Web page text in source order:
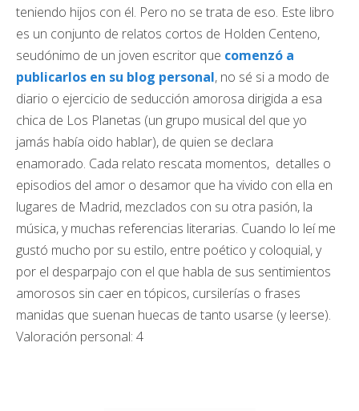
teniendo hijos con él. Pero no se trata de eso. Este libro
es un conjunto de relatos cortos de Holden Centeno,
seudónimo de un joven escritor que comenzó a
publicarlos en su blog personal, no sé si a modo de
diario o ejercicio de seducción amorosa dirigida a esa
chica de Los Planetas (un grupo musical del que yo
jamás había oido hablar), de quien se declara
enamorado. Cada relato rescata momentos, detalles o
episodios del amor o desamor que ha vivido con ella en
lugares de Madrid, mezclados con su otra pasión, la
música, y muchas referencias literarias. Cuando lo leí me
gustó mucho por su estilo, entre poético y coloquial, y
por el desparpajo con el que habla de sus sentimientos
amorosos sin caer en tópicos, cursilerías o frases
manidas que suenan huecas de tanto usarse (y leerse).
Valoración personal: 4